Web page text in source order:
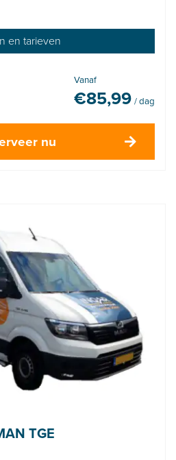
en tarieven
Vanaf
€85,99 / dag
nu
TGE